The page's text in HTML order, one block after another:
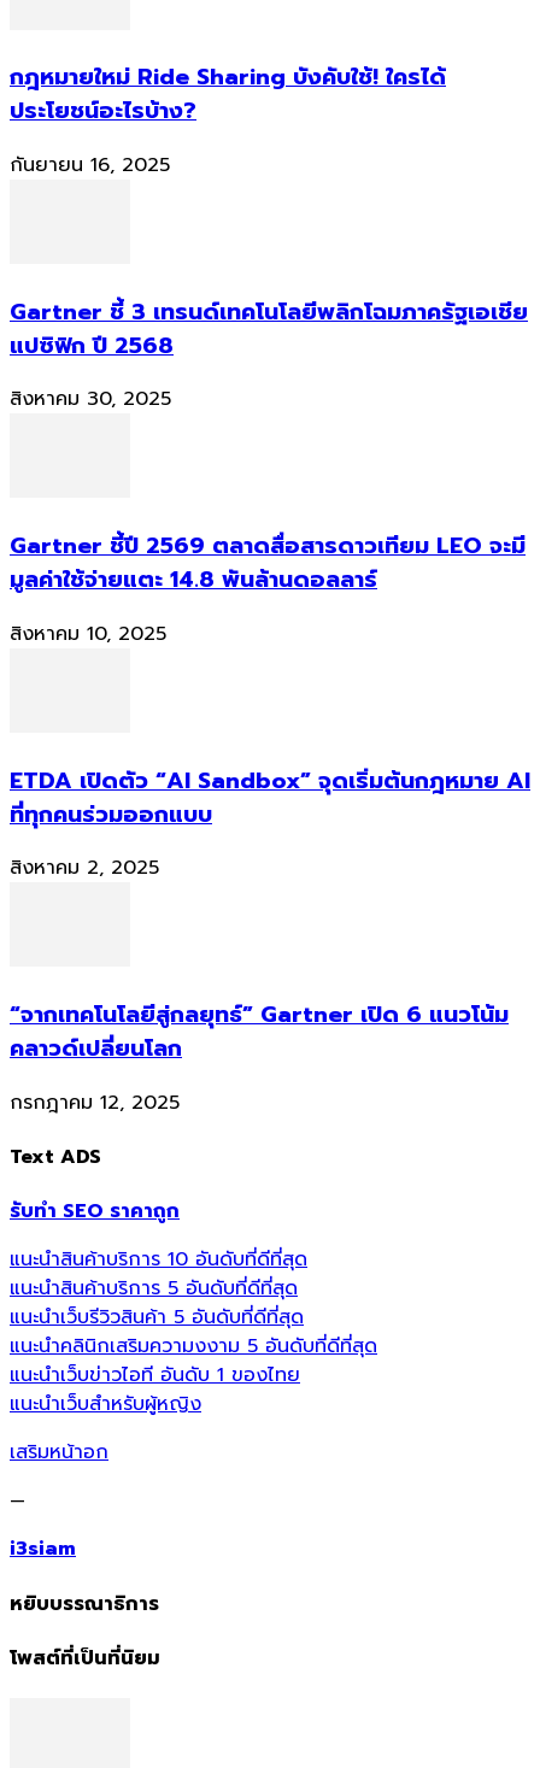
กฎหมายใหม่ Ride Sharing บังคับใช้! ใครได้
ประโยชน์อะไรบ้าง?
กันยายน 16, 2025
Gartner ชี้ 3 เทรนด์เทคโนโลยีพลิกโฉมภาครัฐเอเชีย
แปซิฟิก ปี 2568
สิงหาคม 30, 2025
Gartner ชี้ปี 2569 ตลาดสื่อสารดาวเทียม LEO จะมี
มูลค่าใช้จ่ายแตะ 14.8 พันล้านดอลลาร์
สิงหาคม 10, 2025
ETDA เปิดตัว “AI Sandbox” จุดเริ่มต้นกฎหมาย AI
ที่ทุกคนร่วมออกแบบ
สิงหาคม 2, 2025
“จากเทคโนโลยีสู่กลยุทธ์” Gartner เปิด 6 แนวโน้ม
คลาวด์เปลี่ยนโลก
กรกฎาคม 12, 2025
Text ADS
รับทำ SEO ราคาถูก
แนะนำสินค้าบริการ 10 อันดับที่ดีที่สุด
แนะนำสินค้าบริการ 5 อันดับที่ดีที่สุด
แนะนำเว็บรีวิวสินค้า 5 อันดับที่ดีที่สุด
แนะนำคลินิกเสริมความงงาม 5 อันดับที่ดีที่สุด
แนะนำเว็บข่าวไอที อันดับ 1 ของไทย
แนะนำเว็บสำหรับผู้หญิง
เสริมหน้าอก
—
i3siam
หยิบบรรณาธิการ
โพสต์ที่เป็นที่นิยม